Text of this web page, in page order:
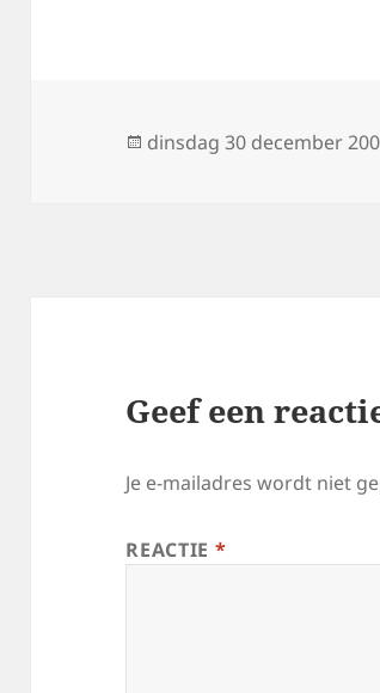
Geplaatst
dinsdag 30 december
Geef een
Je e-mailadres wordt niet
REACTIE *